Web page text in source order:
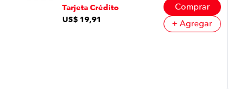
Tarjeta Crédito
US$ 19,91
Comprar
+ Agregar